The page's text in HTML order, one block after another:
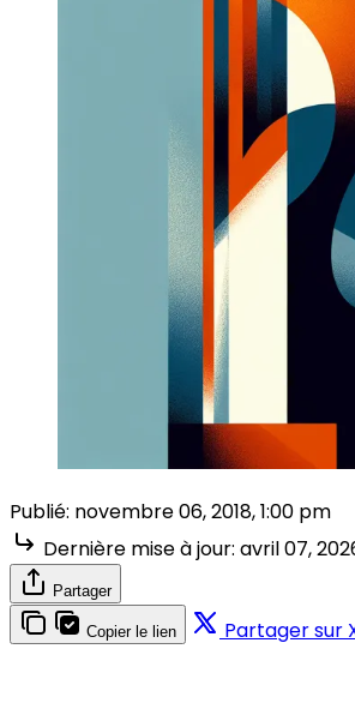
Publié: novembre 06, 2018, 1:00 pm
Dernière mise à jour: avril 07,
Partager
Copier le lien Partager sur